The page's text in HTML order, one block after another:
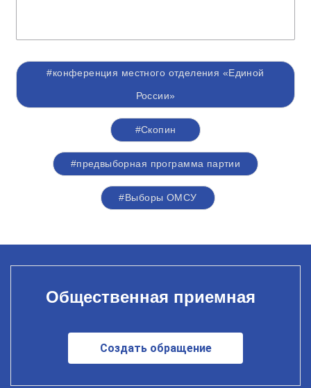
#конференция местного отделения «Единой
России»
#Скопин
#предвыборная программа партии
#Выборы ОМСУ
Общественная приемная
Создать обращение